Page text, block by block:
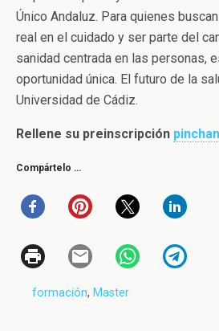
Único Andaluz. Para quienes
real en el cuidado y ser parte del
sanidad centrada en las personas,
oportunidad única. El futuro de la
Universidad de Cádiz.
Rellene su preinscripción
Compártelo …
formación, Master